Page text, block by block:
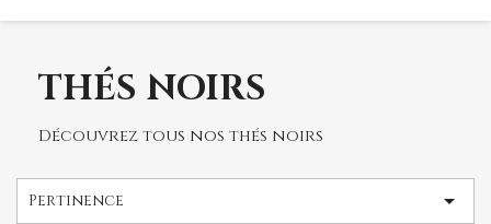
THÉS NOIRS
Découvrez tous nos thés noirs
Pertinence 